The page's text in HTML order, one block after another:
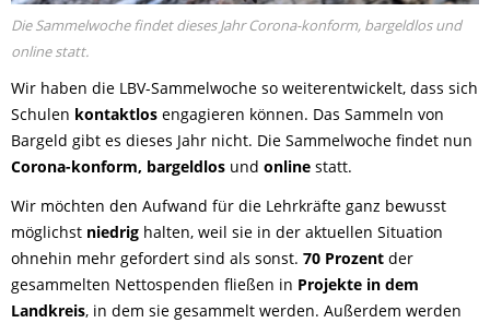
Die Sammelwoche findet dieses Jahr Corona-konform, bargeldlos und
online statt.
Wir haben die LBV-Sammelwoche so weiterentwickelt, dass sich
Schulen kontaktlos engagieren können. Das Sammeln von
Bargeld gibt es dieses Jahr nicht. Die Sammelwoche findet nun
Corona-konform, bargeldlos und online statt.
Wir möchten den Aufwand für die Lehrkräfte ganz bewusst
möglichst niedrig halten, weil sie in der aktuellen Situation
ohnehin mehr gefordert sind als sonst. 70 Prozent der
gesammelten Nettospenden fließen in Projekte in dem
Landkreis, in dem sie gesammelt werden. Außerdem werden